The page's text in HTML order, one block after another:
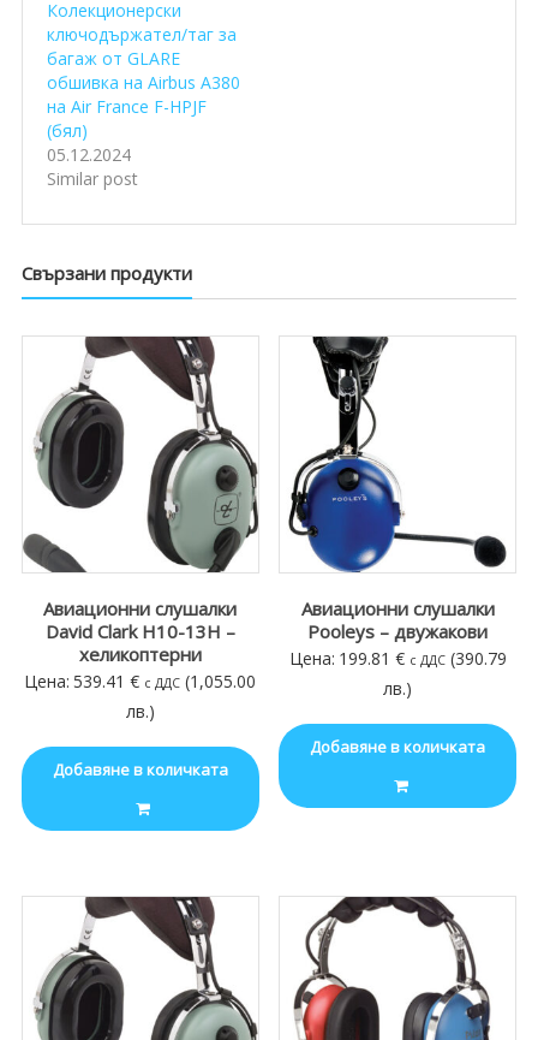
Колекционерски
ключодържател/таг за
багаж от GLARE
обшивка на Airbus A380
на Air France F-HPJF
(бял)
05.12.2024
Similar post
Свързани продукти
Авиационни слушалки
David Clark H10-13H –
хеликоптерни
Цена: 539.41€ с ДДС (1,055.00
лв.)
Добавяне в количката
Авиационни слушалки
Pooleys – двужакови
Цена: 199.81 € с ДДС (390.79
лв.)
Добавяне в количката